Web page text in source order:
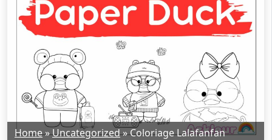
Home»Uncategorized»Coloriage Lalafanfan